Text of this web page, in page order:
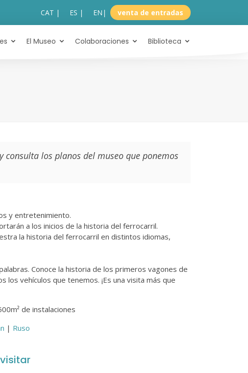
CAT | ES | EN | venta de entradas
El Museo Colaboraciones Biblioteca
consulta los planos del museo que ponemos
y entretenimiento.
a los inicios de la historia del ferrocarril.
la historia del ferrocarril en distintos idiomas,
Conoce la historia de los primeros vagones de
vehículos que tenemos. ¡Es una visita más que
de instalaciones
| Ruso